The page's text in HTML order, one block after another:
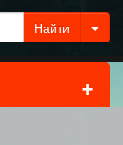
+